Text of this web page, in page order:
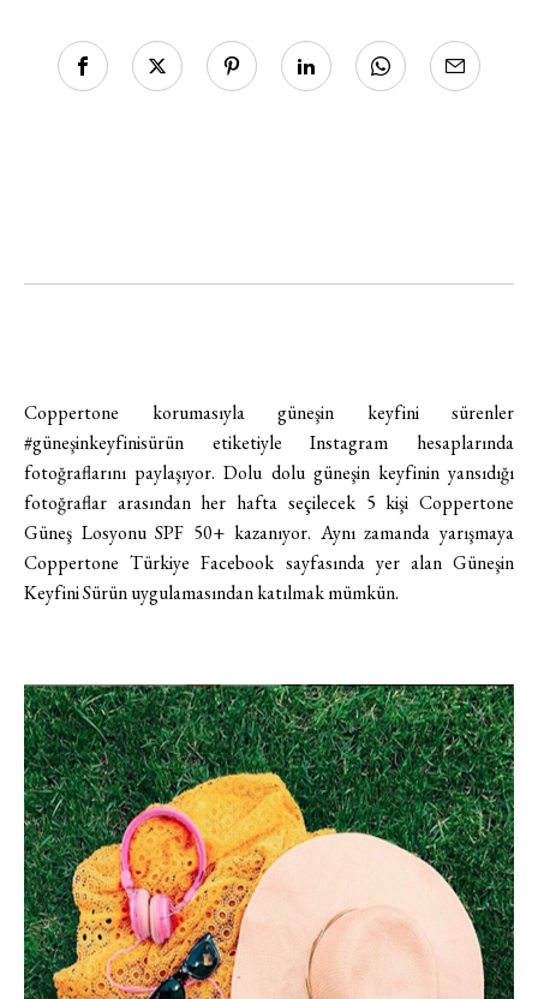
Haftalık E-Bülten
Coppertone korumasıyla güneşin keyfini sürenler
#güneşinkeyfinisürün etiketiyle Instagram hesaplarında
fotoğraflarını paylaşıyor.Dolu dolu güneşin keyfinin yansıdığı
fotoğraflar arasından her hafta seçilecek 5 kişi Coppertone
Güneş Losyonu SPF 50+ kazanıyor. Aynı zamanda yarışmaya
Coppertone Türkiye Facebook sayfasında yer alan Güneşin
Keyfini Sürün uygulamasından katılmak mümkün.